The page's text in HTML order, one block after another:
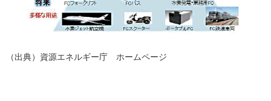
（出典）資源エネルギー庁 ホームページ